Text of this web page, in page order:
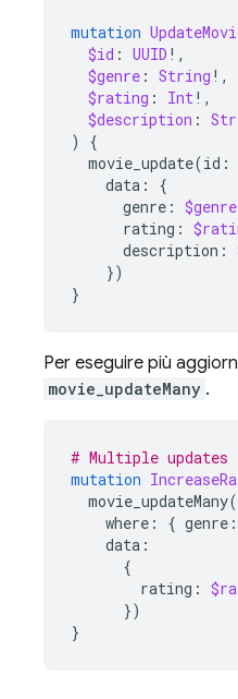
mutation
$id : UUID !,
$genre : String !,
$rating : Int!,
$description :
)
{
movie_update(id :
data :
{
genre : $genre
rating :
description :
})
}
Per eseguire più
movie_updateMany .
# Multiple
mutation
movie_updateMany(
where : { genre :
data :
{
rating :
})
}